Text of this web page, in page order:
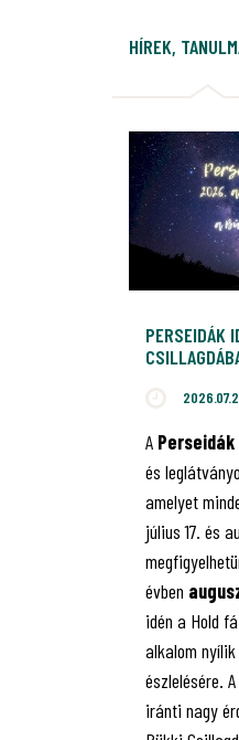
HÍREK,
PERSEIDÁK
A Perseidák
és
amelyet
július 17. és
évben
idén a Hold
alkalom
észlelésére.
iránti nagy